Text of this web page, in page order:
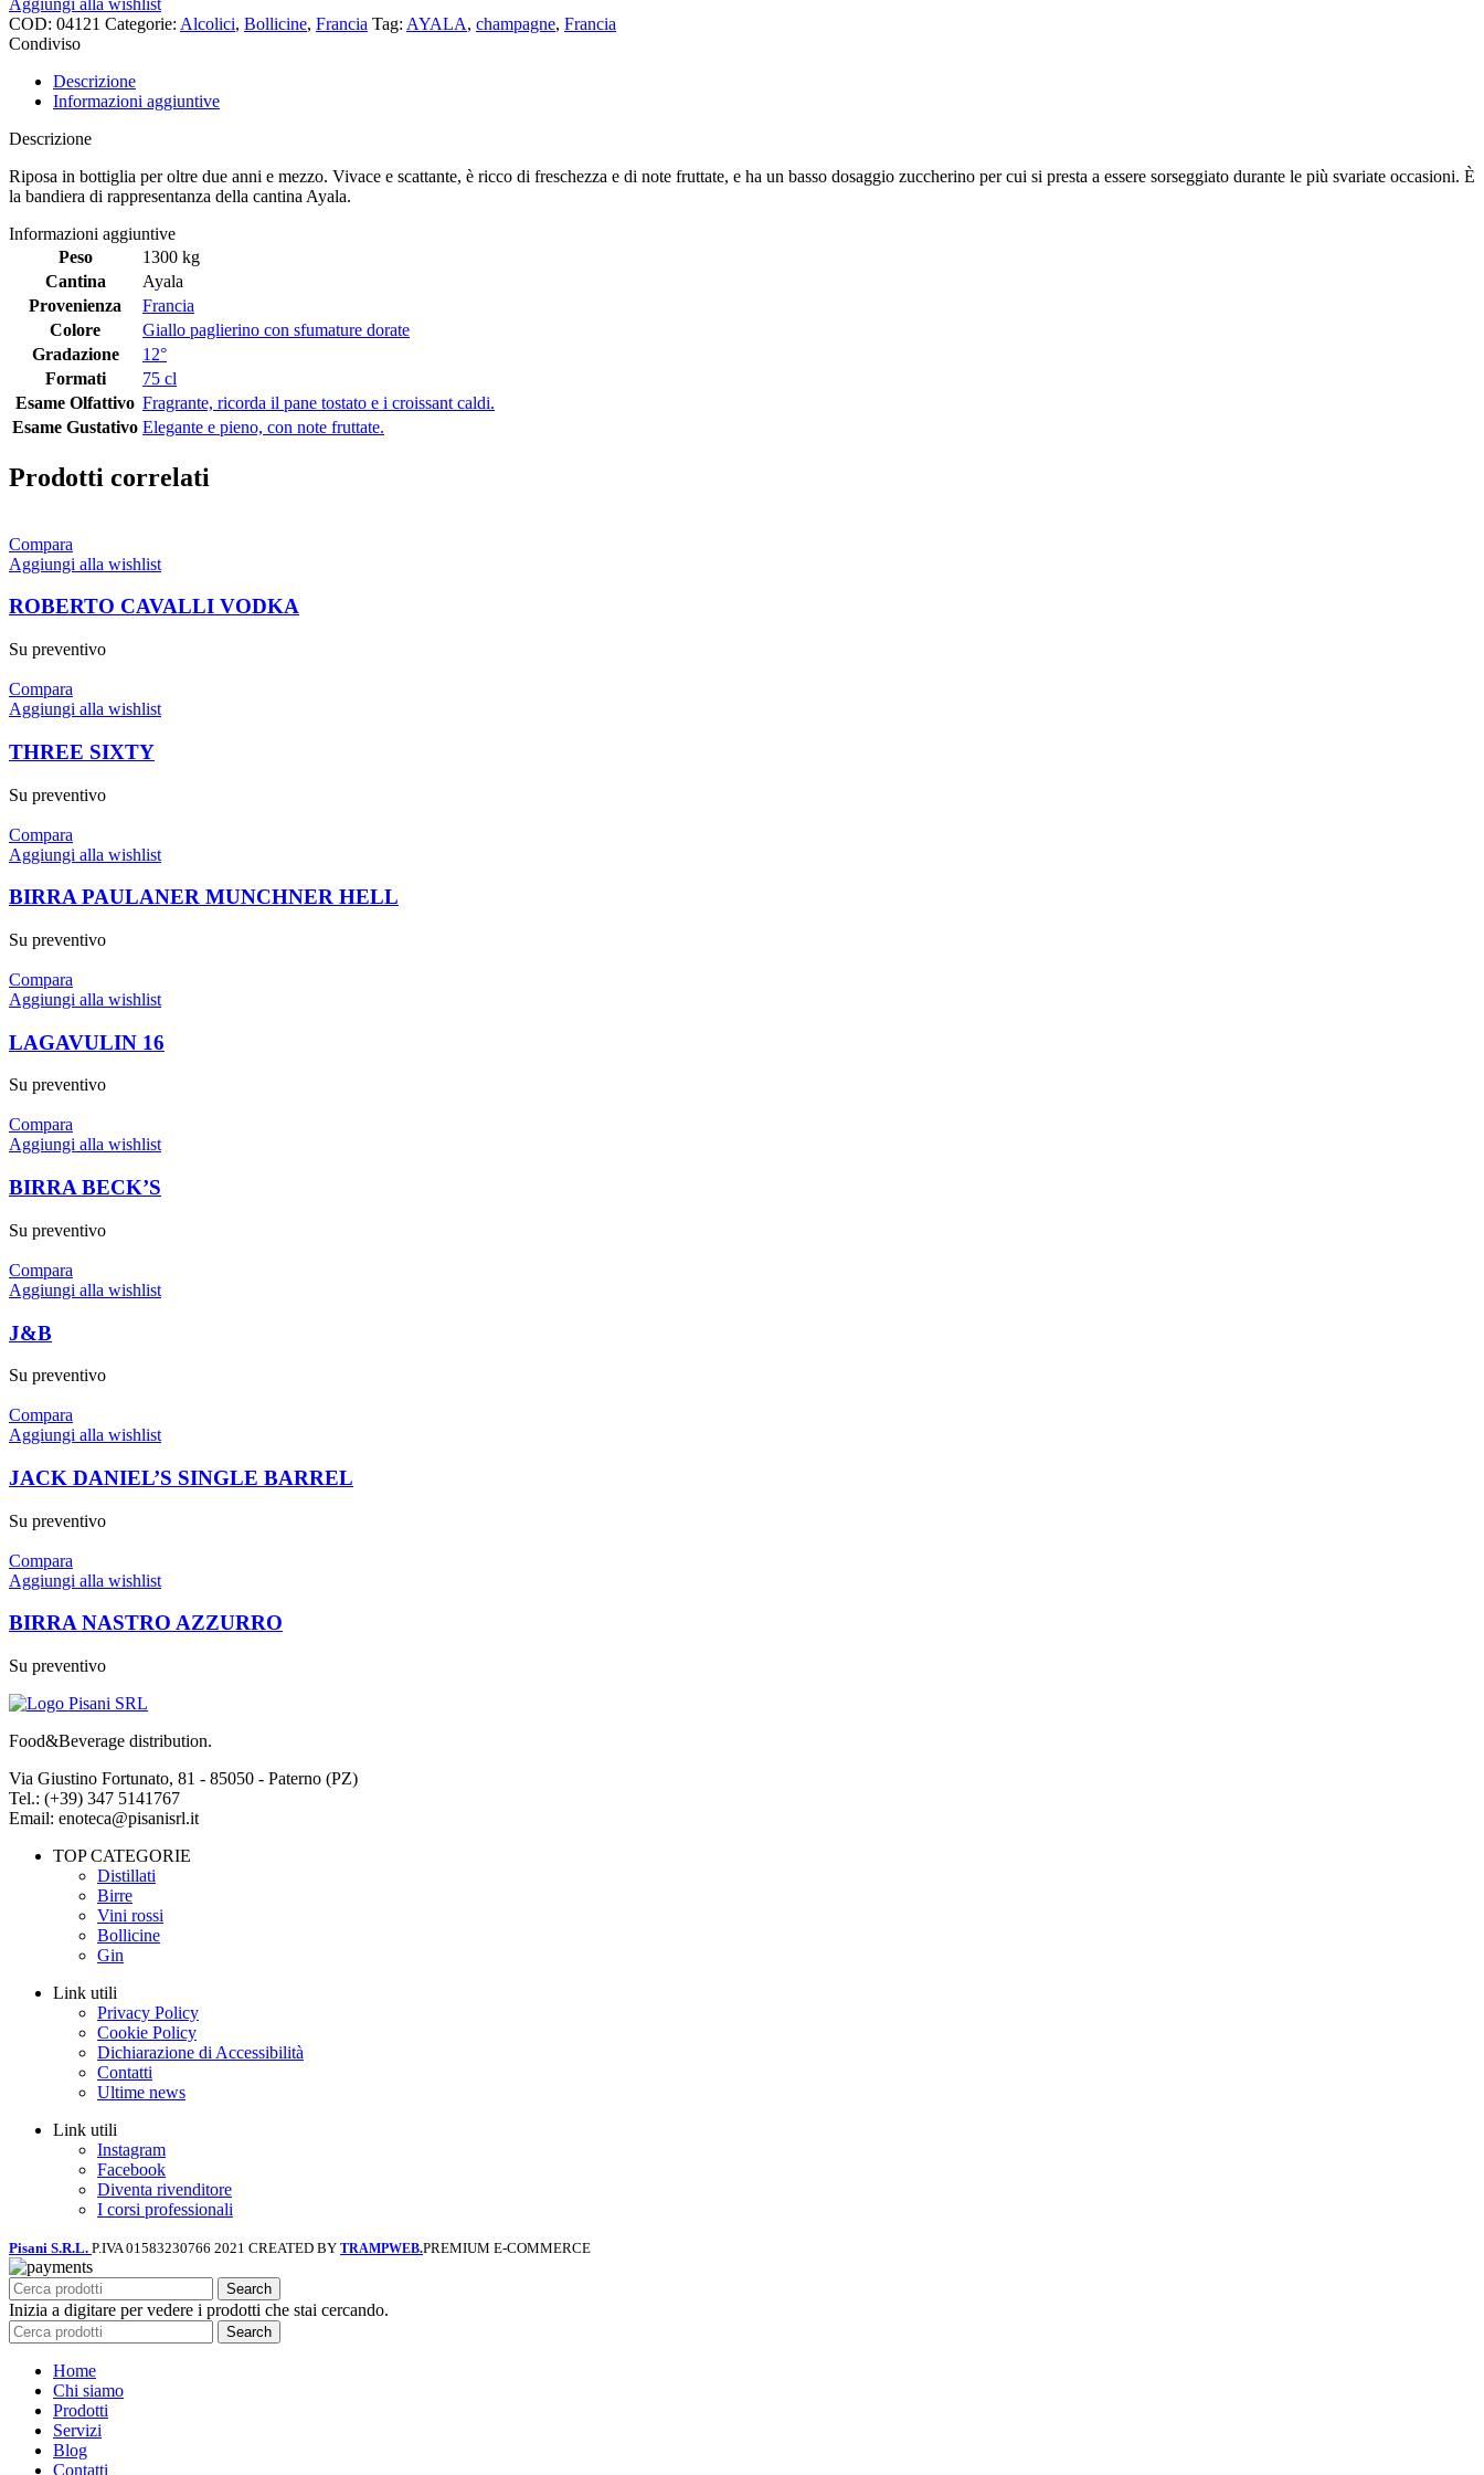
COD: 04121 Categorie: Alcolici, Bollicine, Francia Tag: AYALA, champagne, Francia
Condiviso
Descrizione
Informazioni aggiuntive
Descrizione
Riposa in bottiglia per oltre due anni e mezzo. Vivace e scattante, è ricco di freschezza e di note fruttate, e ha un basso dosaggio zuccherino per cui si presta a essere sorseggiato durante le più svariate occasioni. È
la bandiera di rappresentanza della cantina Ayala.
Informazioni aggiuntive
Peso
1300 kg
Cantina
Ayala
Provenienza
Francia
Colore
Giallo paglierino con sfumature dorate
Gradazione
12°
Formati
75 cl
Esame Olfattivo Fragrante, ricorda il pane tostato e i croissant caldi.
Esame Gustativo Elegante e pieno, con note fruttate.
Prodotti correlati
Compara
Aggiungi alla wishlist
ROBERTO CAVALLI VODKA
Su preventivo
Compara
Aggiungi alla wishlist
THREE SIXTY
Su preventivo
Compara
Aggiungi alla wishlist
BIRRA PAULANER MUNCHNER HELL
Su preventivo
Compara
Aggiungi alla wishlist
LAGAVULIN 16
Su preventivo
Compara
Aggiungi alla wishlist
BIRRA BECK’S
Su preventivo
Compara
Aggiungi alla wishlist
J&B
Su preventivo
Compara
Aggiungi alla wishlist
JACK DANIEL’S SINGLE BARREL
Su preventivo
Compara
Aggiungi alla wishlist
BIRRA NASTRO AZZURRO
Su preventivo
Food&Beverage distribution.
Via Giustino Fortunato, 81 - 85050 - Paterno (PZ)
Tel.: (+39) 347 5141767
Email: enoteca@pisanisrl.it
TOP CATEGORIE
Distillati
Birre
Vini rossi
Bollicine
Gin
Link utili
Privacy Policy
Cookie Policy
Dichiarazione di Accessibilità
Contatti
Ultime news
Link utili
Instagram
Facebook
Diventa rivenditore
I corsi professionali
Pisani S.R.L. P.IVA 01583230766 2021 CREATED BY TRAMPWEB.PREMIUM E-COMMERCE
Search
Inizia a digitare per vedere i prodotti che stai cercando.
Search
Home
Chi siamo
Prodotti
Servizi
Blog
Contatti